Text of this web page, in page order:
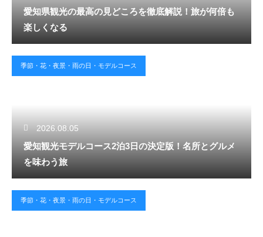
愛知県観光の最高の見どころを徹底解説！旅が何倍も
楽しくなる
季節・花・夜景・雨の日・モデルコース
2026.08.05
愛知観光モデルコース2泊3日の決定版！名所とグルメ
を味わう旅
季節・花・夜景・雨の日・モデルコース